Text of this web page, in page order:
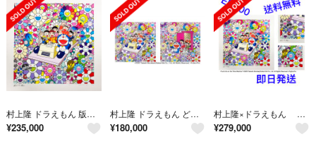
村上隆 ドラえもん 版画 タイムマシンでレッツゴー
¥235,000
村上隆 ドラえもん どこでもドアで助かった タイムマシンでレッツゴー ポスター
¥180,000
村上隆×ドラえもん タイムマシンでレッツゴー 版画 ED100
¥279,000